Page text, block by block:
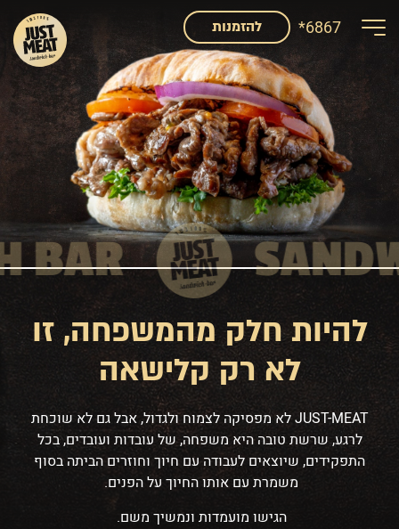
דלג לסרגל הניווט
*6867 להזמנות
BAR
SANDWICH
BAR
להיות חלק מהמשפחה, זו
לא רק קלישאה
JUST-MEAT לא מפסיקה לצמוח ולגדול, אבל גם לא שוכחת
לרגע, שרשת טובה היא משפחה, של עובדות ועובדים, בכל
התפקידים, שיוצאים לעבודה עם חיוך וחוזרים הביתה בסוף
משמרת עם אותו החיוך על הפנים.
הגישו מועמדות ונמשיך משם.